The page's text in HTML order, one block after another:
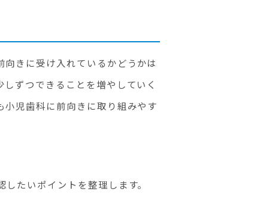
きに受け入れているかどうかは
ずつできることを増やしていく
児歯科に前向きに取り組みやす
たいポイントを整理します。